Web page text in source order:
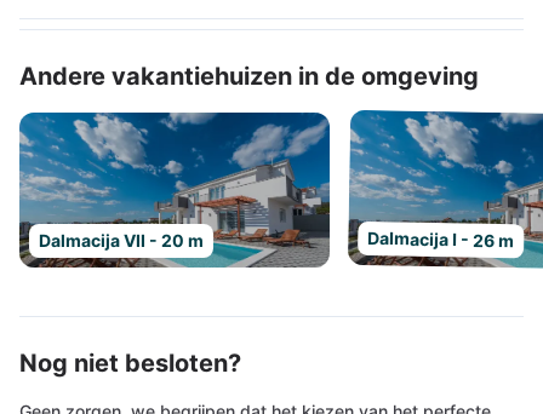
Andere vakantiehuizen in de omgeving
Dalmacija VII - 20 m Dalmacija I - 26 m
Nog niet besloten?